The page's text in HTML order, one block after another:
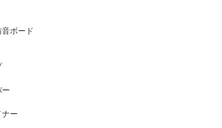
ボード
ー
ナー